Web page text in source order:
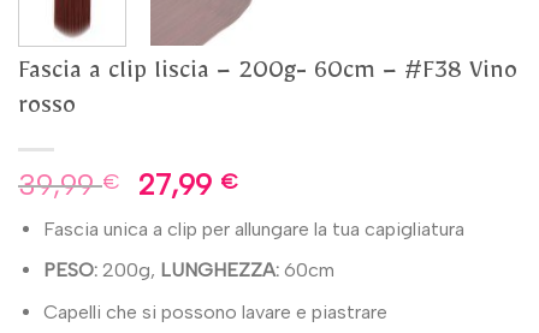
Fascia a clip liscia – 200g- 60cm – #F38 Vino
rosso
39,99€ 27,99 €
Fascia unica a clip per allungare la tua capigliatura
PESO:200g, LUNGHEZZA:60cm
Capelli che si possono lavare e piastrare